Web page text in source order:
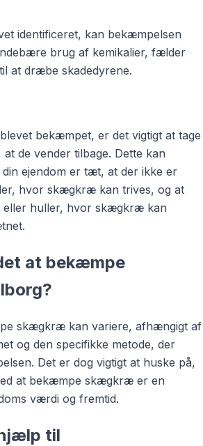
identificeret, kan bekæmpelsen
brug af kemikalier, fælder
at dræbe skadedyrene.
bekæmpet, er det vigtigt at tage
de vender tilbage. Dette kan
ejendom er tæt, at der ikke er
hvor skægkræ kan trives, og at
huller, hvor skægkræ kan
at bekæmpe
skægkræ kan variere, afhængigt af
og den specifikke metode, der
Det er dog vigtigt at huske på,
at bekæmpe skægkræ er en
værdi og fremtid.
til